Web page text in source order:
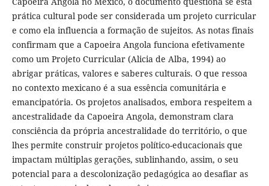
prática cultural pode ser considerada um projeto curricular
e como ela influencia a formação de sujeitos. As notas finais
confirmam que a Capoeira Angola funciona efetivamente
como um Projeto Curricular (Alicia de Alba, 1994) ao
abrigar práticas, valores e saberes culturais. O que ressoa
no contexto mexicano é a sua essência comunitária e
emancipatória. Os projetos analisados, embora respeitem a
ancestralidade da Capoeira Angola, demonstram clara
consciência da própria ancestralidade do território, o que
lhes permite construir projetos político-educacionais que
impactam múltiplas gerações, sublinhando, assim, o seu
potencial para a descolonização pedagógica ao desafiar as